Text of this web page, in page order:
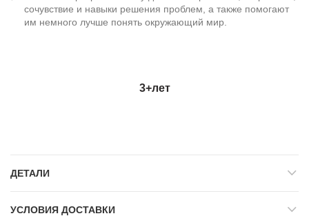
сочувствие и навыки решения проблем, а также помогают
им немного лучше понять окружающий мир.
3+лет
ДЕТАЛИ
УСЛОВИЯ ДОСТАВКИ